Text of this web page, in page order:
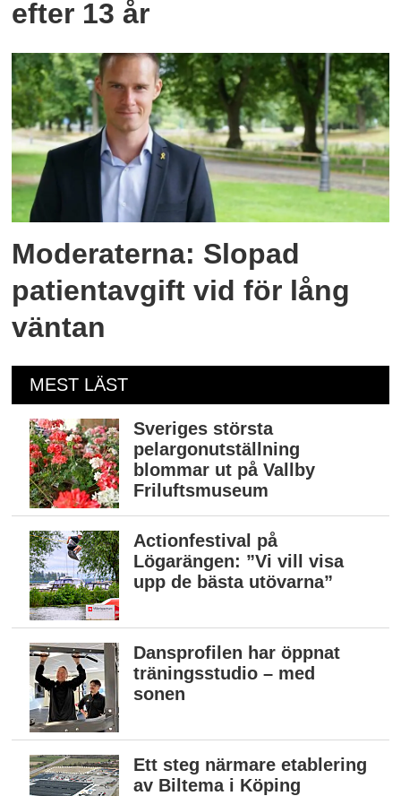
efter 13 år
Moderaterna: Slopad
patientavgift vid för lång
väntan
MEST LÄST
Sveriges största
pelargonutställning
blommar ut på Vallby
Friluftsmuseum
Actionfestival på
Lögarängen: ”Vi vill visa
upp de bästa utövarna”
Dansprofilen har öppnat
träningsstudio – med
sonen
Ett steg närmare etablering
av Biltema i Köping